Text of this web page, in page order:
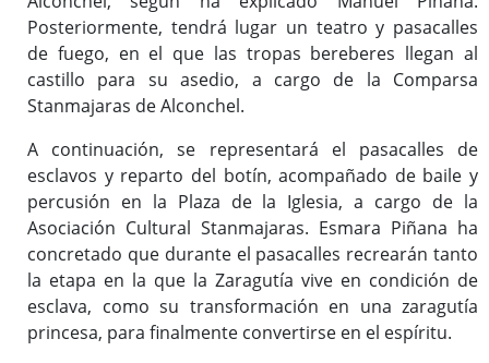
Posteriormente, tendrá lugar un teatro y pasacalles
de fuego, en el que las tropas bereberes llegan al
castillo para su asedio, a cargo de la Comparsa
Stanmajaras de Alconchel.
A continuación, se representará el pasacalles de
esclavos y reparto del botín, acompañado de baile y
percusión en la Plaza de la Iglesia, a cargo de la
Asociación Cultural Stanmajaras. Esmara Piñana ha
concretado que durante el pasacalles recrearán tanto
la etapa en la que la Zaragutía vive en condición de
esclava, como su transformación en una zaragutía
princesa, para finalmente convertirse en el espíritu.